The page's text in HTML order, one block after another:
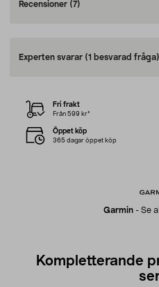
Recensioner (7)
Experten svarar (1 besvarad fråga)
Garmin - Se
Fri frakt
Från 599 kr*
Öppet köp
365 dagar öppet köp
Kompletterande